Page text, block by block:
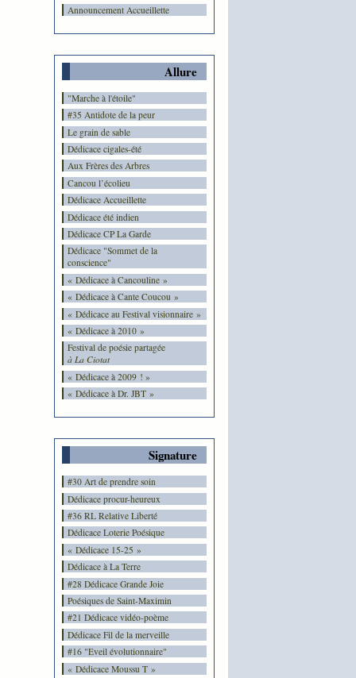
Announcement Accueillette
Allure
"Marche à l'étoile"
#35 Antidote de la peur
Le grain de sable
Dédicace cigales-été
Aux Frères des Arbres
Cancou l’écolieu
Dédicace Accueillette
Dédicace été indien
Dédicace CP La Garde
Dédicace "Sommet de la
conscience"
« Dédicace à Cancouline »
« Dédicace à Cante Coucou »
« Dédicace au Festival visionnaire »
« Dédicace à 2010 »
Festival de poésie partagée
à La Ciotat
« Dédicace à 2009 ! »
« Dédicace à Dr. JBT »
Signature
#30 Art de prendre soin
Dédicace procur-heureux
#36 RL Relative Liberté
Dédicace Loterie Poésique
« Dédicace 15-25 »
Dédicace à La Terre
#28 Dédicace Grande Joie
Poésiques de Saint-Maximin
#21 Dédicace vidéo-poème
Dédicace Fil de la merveille
#16 "Eveil évolutionnaire"
« Dédicace Moussu T »